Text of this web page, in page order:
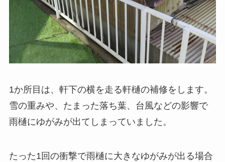
1か所目は、軒下の横を走る軒樋の補修をします。
雪の重みや、たまった落ち葉、台風などの影響で
雨樋にゆがみが出てしまっていました。
たった1回の衝撃で雨樋に大きなゆがみが出る場合